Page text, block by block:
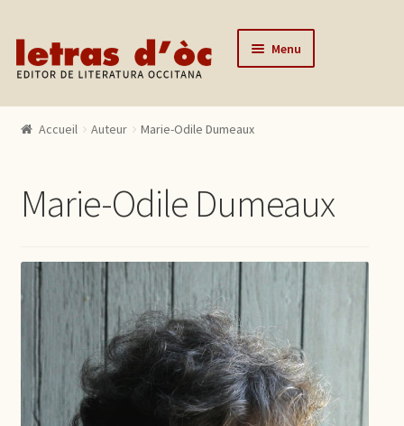
Aller à la navigation
Aller au contenu Menu
Catalogue
Actualités
Contact
Mon compte
Accueil Auteur Marie-Odile Dumeaux
Marie-Odile Dumeaux